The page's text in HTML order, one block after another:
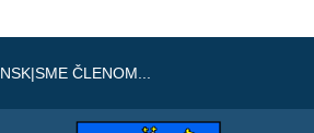
NSK|SME ČLENOM...